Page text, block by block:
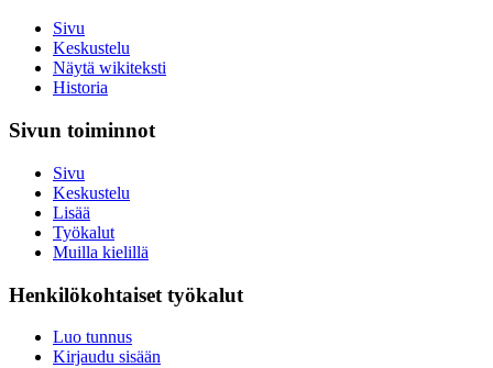
Sivu
Keskustelu
Näytä wikiteksti
Historia
Sivun toiminnot
Sivu
Keskustelu
Lisää
Työkalut
Muilla kielillä
Henkilökohtaiset työkalut
Luo tunnus
Kirjaudu sisään